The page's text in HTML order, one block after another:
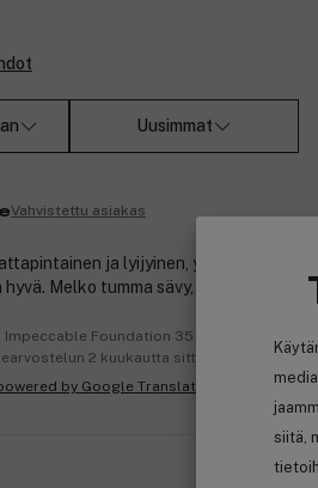
siitä,
Uusimmat
Vahvistettu asiakas
ja lyijyinen, yksi
hyvä. Melko tumma sävy, riitti kaksi ja se
Foundation 35 ml – 2N
2 kuukautta sitten |